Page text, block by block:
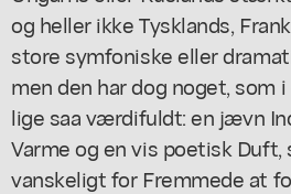
og heller ikke Tysklands,
store symfoniske eller
men den har dog noget, som
lige saa værdifuldt: en jævn
Varme og en vis poetisk Duft,
vanskeligt for Fremmede at